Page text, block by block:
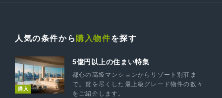
人気の条件から 購入物件を探す
購入
5億円以上の住まい特集
都心の高級マンションからリゾート別荘ま
で。贅を尽くした最上級グレード物件の数々
をご紹介します。